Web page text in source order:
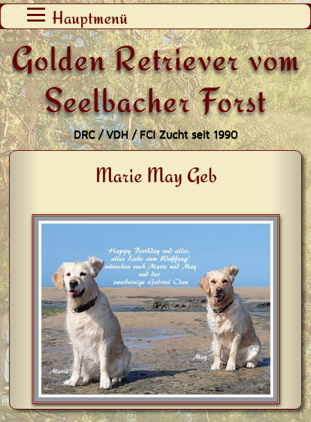
Golden Retriever vom
Seelbacher Forst
DRC / VDH / FCI Zucht seit 1990
Hauptmenü
Zum
Inhalt
springen
Marie May Geb